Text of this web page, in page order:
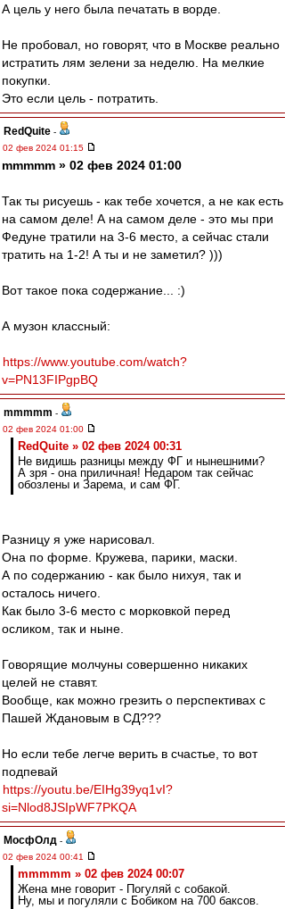
А цель у него была печатать в ворде.
Не пробовал, но говорят, что в Москве реально
истратить лям зелени за неделю. На мелкие
покупки.
Это если цель - потратить.
RedQuite -
02 фев 2024 01:15
mmmmm » 02 фев 2024 01:00
Так ты рисуешь - как тебе хочется, а не как есть
на самом деле! А на самом деле - это мы при
Федуне тратили на 3-6 место, а сейчас стали
тратить на 1-2! А ты и не заметил? )))
Вот такое пока содержание... :)
А музон классный:
https://www.youtube.com/watch?
v=PN13FIPgpBQ
mmmmm -
02 фев 2024 01:00
RedQuite » 02 фев 2024 00:31
Не видишь разницы между ФГ и нынешними?
А зря - она приличная! Недаром так сейчас
обозлены и Зарема, и сам ФГ.
Разницу я уже нарисовал.
Она по форме. Кружева, парики, маски.
А по содержанию - как было нихуя, так и
осталось ничего.
Как было 3-6 место с морковкой перед
осликом, так и ныне.
Говорящие молчуны совершенно никаких
целей не ставят.
Вообще, как можно грезить о перспективах с
Пашей Ждановым в СД???
Но если тебе легче верить в счастье, то вот
подпевай
https://youtu.be/EIHg39yq1vI?
si=Nlod8JSIpWF7PKQA
МосфОлд -
02 фев 2024 00:41
mmmmm » 02 фев 2024 00:07
Жена мне говорит - Погуляй с собакой.
Ну, мы и погуляли с Бобиком на 700 баксов.